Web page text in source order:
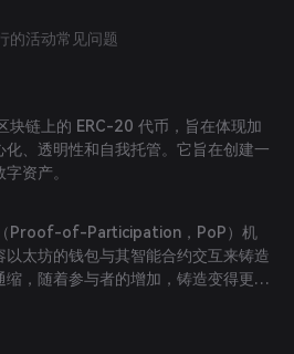
的活动常见问题
块链上的 ERC-20 代币，旨在体现加
、透明性和自我托管。它旨在创建一
资产。
Proof-of-Participation，PoP）机
太坊的钱包与其智能合约交互来铸造
，随着参与者的增加，铸造变得更加